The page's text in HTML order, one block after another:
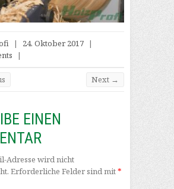
| 24. Oktober 2017 |
|
Next →
EINEN
Adresse wird nicht
Erforderliche Felder sind mit*